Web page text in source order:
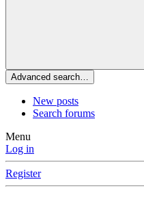
Advanced search…
New posts
Search forums
Menu
Log in
Register